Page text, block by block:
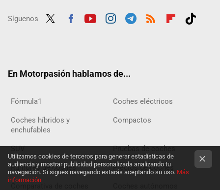
Síguenos
En Motorpasión hablamos de...
Fórmula1 Coches eléctricos
Coches híbridos y
enchufables
Compactos
SUV Pruebas de coches
Rumores de coches Precios de coches
Utilizamos cookies de terceros para generar estadísticas de
audiencia y mostrar publicidad personalizada analizando tu
navegación. Si sigues navegando estarás aceptando su uso. Más
información